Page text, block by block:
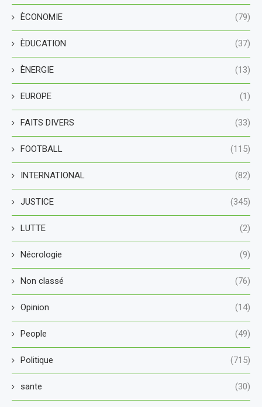
ÈCONOMIE (79)
ÈDUCATION (37)
ÈNERGIE (13)
EUROPE (1)
FAITS DIVERS (33)
FOOTBALL (115)
INTERNATIONAL (82)
JUSTICE (345)
LUTTE (2)
Nécrologie (9)
Non classé (76)
Opinion (14)
People (49)
Politique (715)
sante (30)